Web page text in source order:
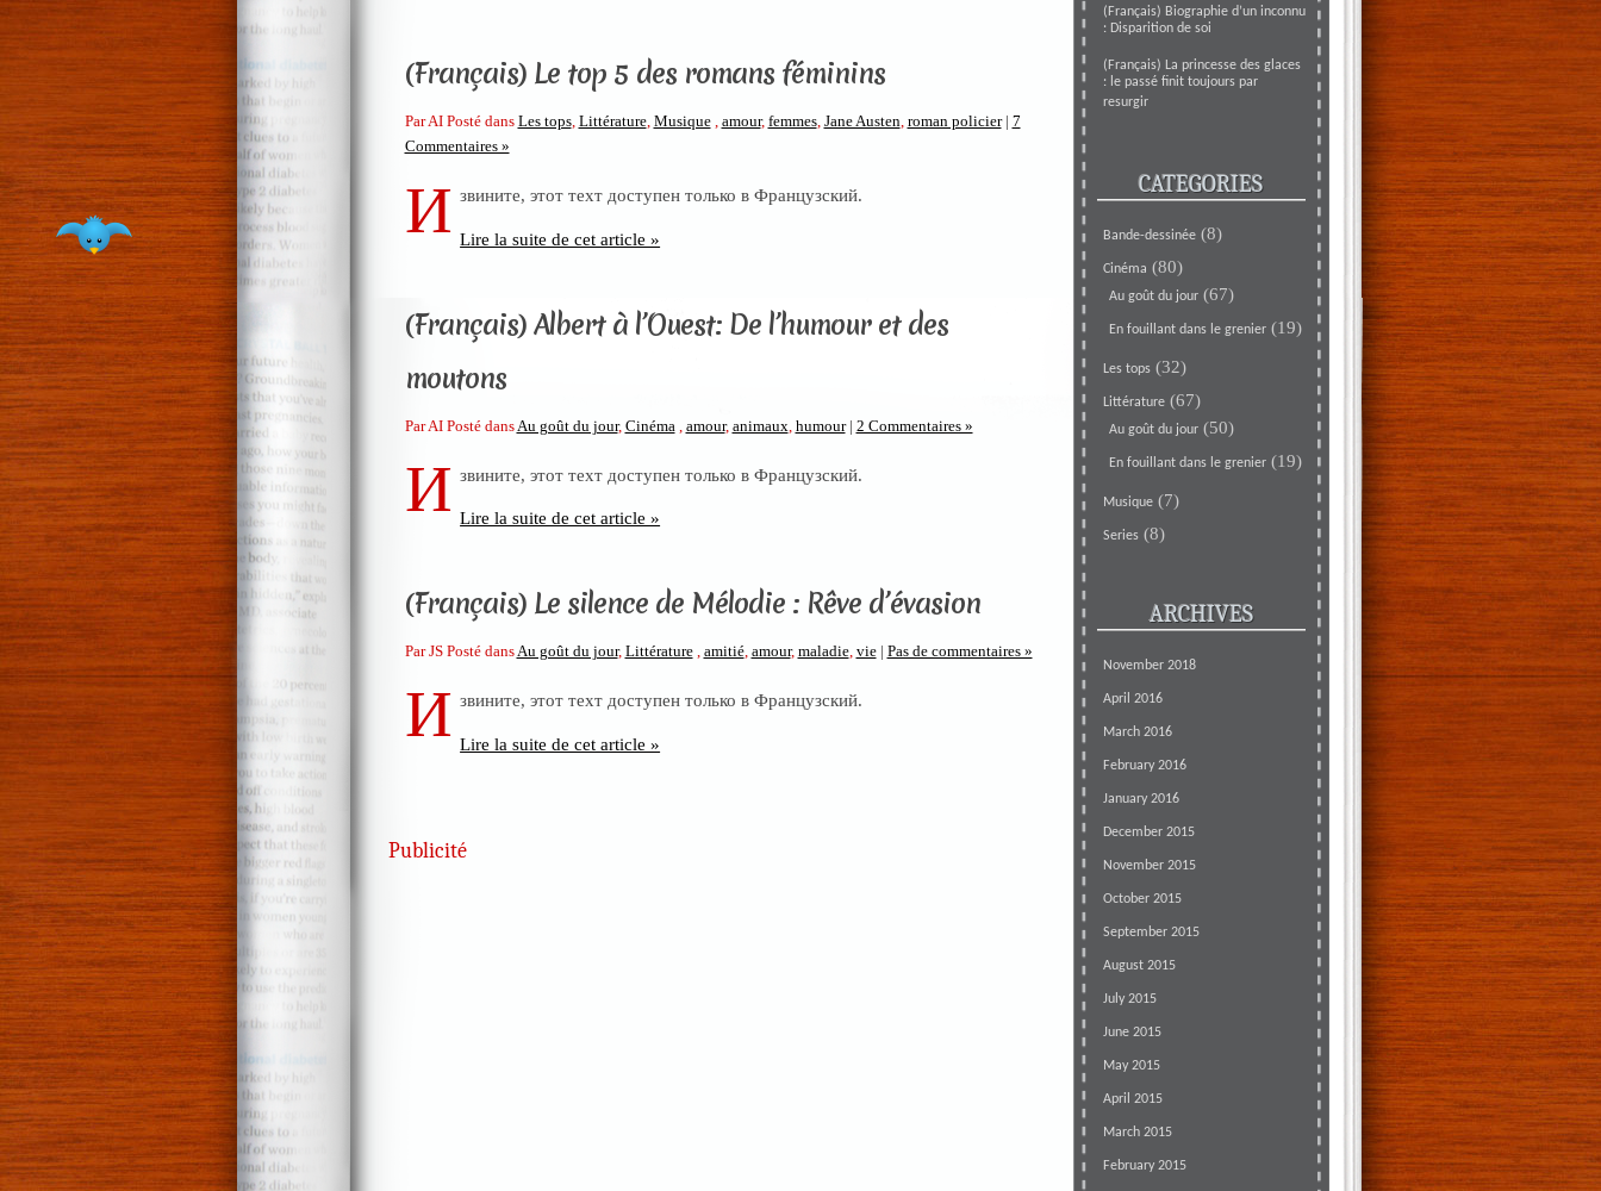
(Français) Le top 5 des romans féminins
Par AI Posté dans Les tops, Littérature, Musique, amour, femmes, Jane Austen, roman policier | 7
Commentaires »
И звините, этот техт доступен только в Французский.
Lire la suite de cet article »
(Français) Albert à l’Ouest: De l’humour et des
moutons
Par AI Posté dans Au goût du jour, Cinéma amour, animaux humour | 2 Commentaires »
И звините, этот техт доступен только в Французский.
Lire la suite de cet article »
(Français) Le silence de Mélodie : Rêve d’évasion
Par JS Posté dansAu goût du jour, Littérature, amitié, amour, maladie, vie | Pas de commentaires »
И звините, этот техт доступен только в Французский.
Lire la suite de cet article »
Publicité
(Français) Biographie d’un inconnu
: Disparition de soi
(Français) La princesse des glaces
: le passé finit toujours par
resurgir
CATEGORIES
Bande-dessinée(8)
Cinéma (80)
Au goût du jour(67)
En fouillant dans le grenier(19)
Les tops(32)
Littérature(67)
Au goût du jour(50)
En fouillant dans le grenier(19)
Musique(7)
Series(8)
ARCHIVES
November 2018
April 2016
March 2016
February 2016
January 2016
December 2015
November 2015
October 2015
September 2015
August 2015
July 2015
June 2015
May 2015
April 2015
March 2015
February 2015